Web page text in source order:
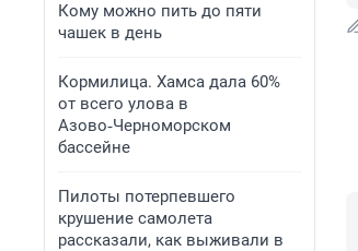
Кому можно пить до пяти
чашек в день
Кормилица. Хамса дала 60%
от всего улова в
Азово‑Черноморском
бассейне
Пилоты потерпевшего
крушение самолета
рассказали, как выживали в